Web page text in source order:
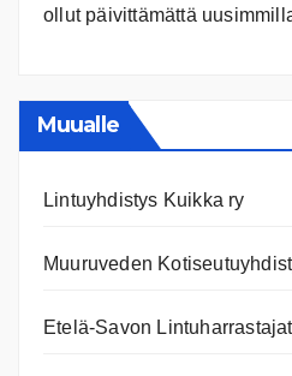
ollut päivittämättä
Muualle
Lintuyhdistys Kuikka ry
Muuruveden
Etelä-Savon